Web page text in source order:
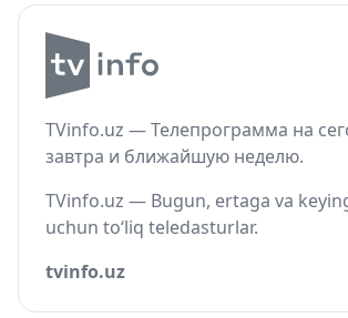
TVinfo.uz — Телепрограмма на
завтра и ближайшую неделю.
TVinfo.uz — Bugun, ertaga va
uchun to‘liq teledasturlar.
tvinfo.uz